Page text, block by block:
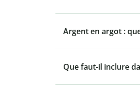
Argent en argot :
Que faut-il inclure